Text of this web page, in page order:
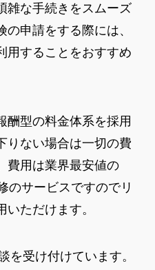
雑な手続きをスムーズ
申請をする際には、
用することをおすすめ
酬型の料金体系を採用
りない場合は一切の費
費用は業界最安値の
のサービスですのでリ
ただけます。
を受け付けています。